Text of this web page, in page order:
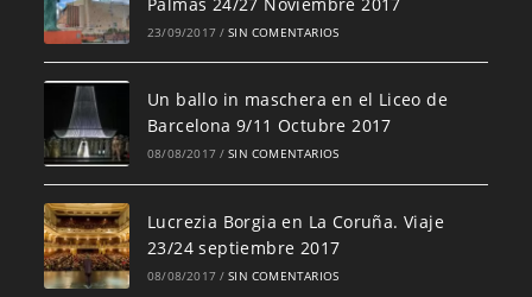
23/09/2017 / SIN COMENTARIOS
Un ballo in maschera en el Liceo de
Barcelona 9/11 Octubre 2017
08/08/2017 / SIN COMENTARIOS
Lucrezia Borgia en La Coruña. Viaje
23/24 septiembre 2017
08/08/2017 / SIN COMENTARIOS